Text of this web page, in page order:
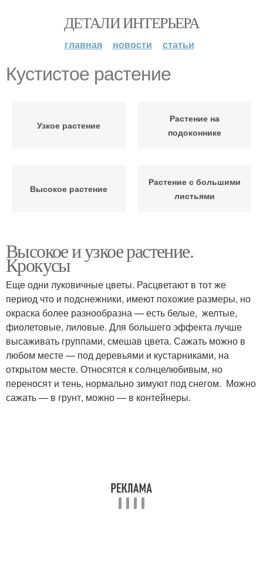
ДЕТАЛИ ИНТЕРЬЕРА
главная новости статьи
Кустистое растение
Узкое растение
Растение на
подоконнике
Высокое растение
Растение с большими
листьями
Высокое и узкое растение.
Крокусы
Еще одни луковичные цветы. Расцветают в тот же
период что и подснежники, имеют похожие размеры, но
окраска более разнообразна — есть белые, желтые,
фиолетовые, лиловые. Для большего эффекта лучше
высаживать группами, смешав цвета. Сажать можно в
любом месте — под деревьями и кустарниками, на
открытом месте. Относятся к солнцелюбивым, но
переносят и тень, нормально зимуют под снегом. Можно
сажать — в грунт, можно — в контейнеры.